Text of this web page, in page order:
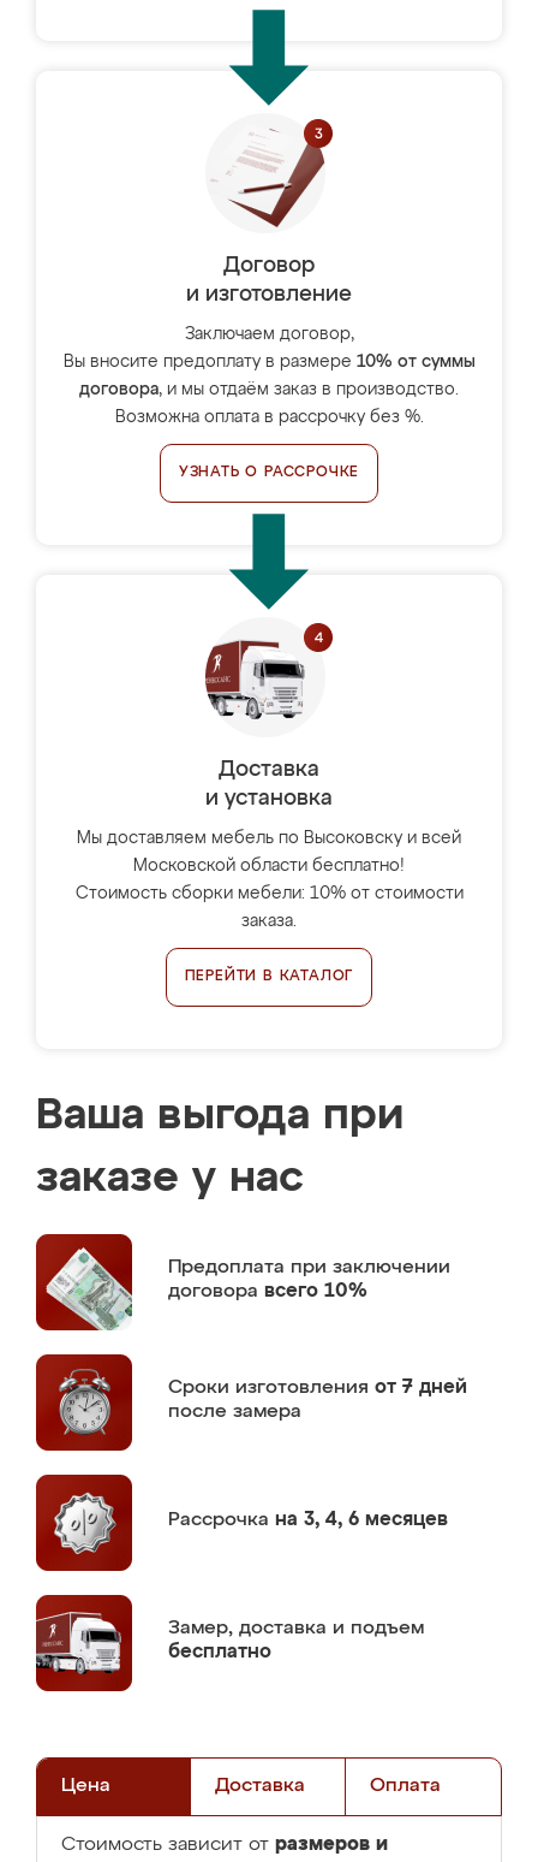
Договор
и изготовление
Заключаем договор,
Вы вносите предоплату в размере 10% от суммы
договора, и мы отдаём заказ в производство.
Возможна оплата в рассрочку без %.
УЗНАТЬ О РАССРОЧКЕ
Доставка
и установка
Мы доставляем мебель по Высоковску и всей
Московской области бесплатно!
Стоимость сборки мебели: 10% от стоимости
заказа.
ПЕРЕЙТИ В КАТАЛОГ
Ваша выгода при
заказе у нас
Предоплата при заключении
договора всего 10%
Сроки изготовления от 7 дней
после замера
Рассрочка на 3, 4, 6 месяцев
Замер, доставка и подъем
бесплатно
Цена Доставка Оплата
Стоимость зависит от размеров и